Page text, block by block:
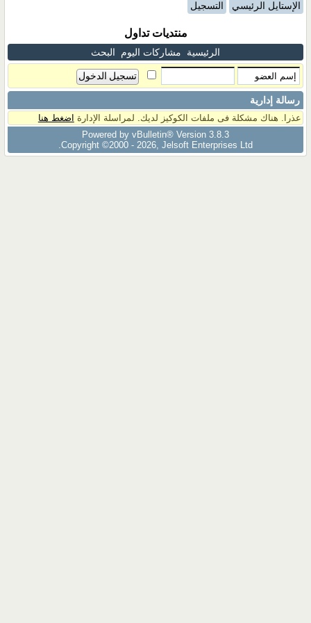
الإستايل الرئيسي التسجيل
منتديات تداول
الرئيسية مشاركات اليوم البحث
رسالة إدارية
عذرا. هناك مشكلة فى ملفات الكوكيز لديك. لمراسلة الإدارة اضغط هنا
Powered by vBulletin® Version 3.8.3
Copyright ©2000 - 2026, Jelsoft Enterprises Ltd.